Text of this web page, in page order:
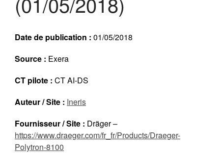
Réalisations récentes
Galerie
Abonné
Date de publication : 01/05/2018
Source : Exera
CT pilote : CT AI-DS
Auteur / Site : Ineris
Fournisseur / Site : Dräger –
https://www.draeger.com/fr_fr/Products/Draeger-
Polytron-8100